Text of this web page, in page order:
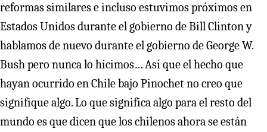
reformas similares e incluso estuvimos próximos en
Estados Unidos durante el gobierno de Bill Clinton y
hablamos de nuevo durante el gobierno de George W.
Bush pero nunca lo hicimos… Así que el hecho que
hayan ocurrido en Chile bajo Pinochet no creo que
signifique algo. Lo que significa algo para el resto del
mundo es que dicen que los chilenos ahora se están